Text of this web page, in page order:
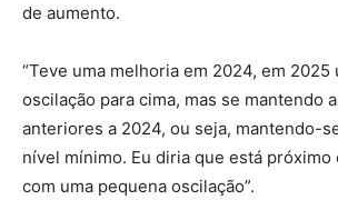
de aumento.
“Teve uma melhoria em 2024, em 2025
oscilação para cima, mas se mantendo
anteriores a 2024, ou seja, mantendo-
nível mínimo. Eu diria que está próximo
com uma pequena oscilação”.